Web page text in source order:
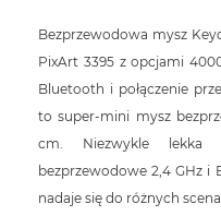
Bezprzewodowa mysz
PixArt 3395 z opcjami
Bluetooth i połączenie
to super-mini mysz
cm. Niezwykle lekka
bezprzewodowe 2,4 GHz i
nadaje się do różnych